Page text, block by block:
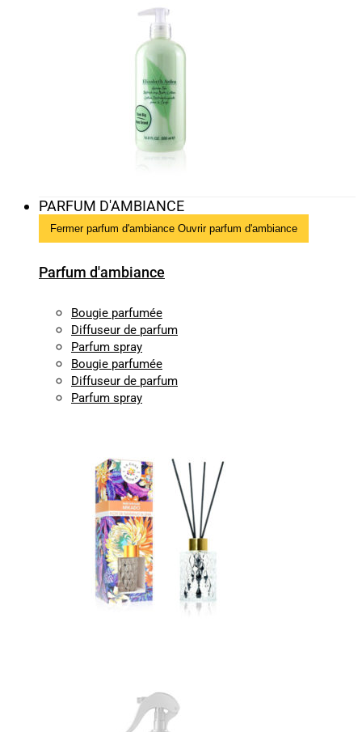
PARFUM D'AMBIANCE
Fermer parfum d'ambiance Ouvrir parfum d'ambiance
Parfum d'ambiance
Bougie parfumée
Diffuseur de parfum
Parfum spray
Bougie parfumée
Diffuseur de parfum
Parfum spray